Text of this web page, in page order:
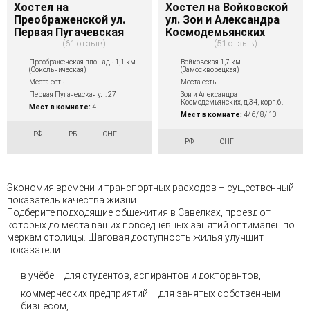
Хостел на
Преображенской ул.
Первая Пугачевская
61 отзыв
Преображенская площадь 1,1 км
(Сокольническая)
Места есть
Первая Пугачевская ул. 27
Мест в комнате: 4
РФ РБ СНГ
Хостел на Войковской
ул. Зои и Александра
Космодемьянских
51 отзыв
Войковская 1,7 км
(Замоскворецкая)
Места есть
Зои и Александра
Космодемьянских, д.34, корп.6.
Мест в комнате: 4/ 6/ 8/ 10
РФ СНГ
Экономия времени и транспортных расходов – существенный
показатель качества жизни.
Подберите подходящие общежития в Савёлках, проезд от
которых до места ваших повседневных занятий оптимален по
меркам столицы. Шаговая доступность жилья улучшит
показатели
в учёбе – для студентов, аспирантов и докторантов,
коммерческих предприятий – для занятых собственным
бизнесом,